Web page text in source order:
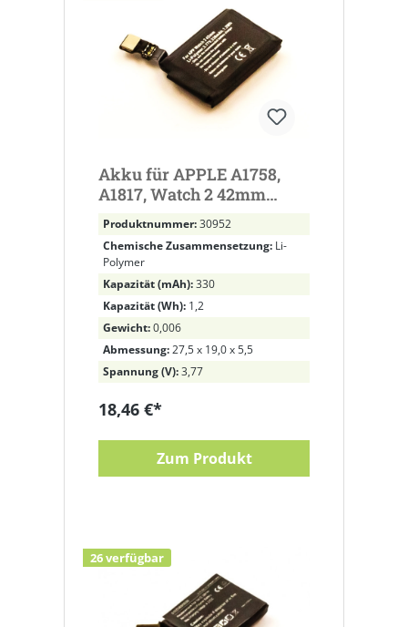
Akku für APPLE A1758,
A1817, Watch 2 42mm
ersetzt A1761
Produktnummer:30952
Chemische Zusammensetzung: Li-
Polymer
Kapazität (mAh):330
Kapazität (Wh): 1,2
Gewicht:0,006
Abmessung:27,5 x 19,0 x 5,5
Spannung (V):3,77
18,46 €*
Zum Produkt
26 verfügbar